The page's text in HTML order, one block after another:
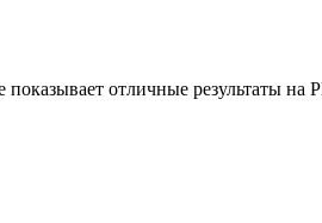
отличные результаты на